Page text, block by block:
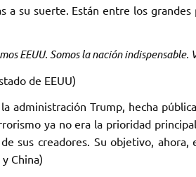
a su suerte. Están entre los
EEUU. Somos la nación indispensable.
de EEUU)
administración Trump, hecha
ya no era la prioridad
sus creadores. Su objetivo, ahora,
China)